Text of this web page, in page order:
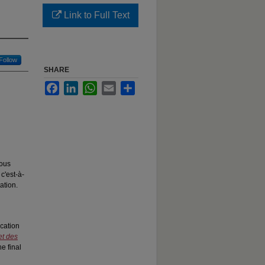
Follow
à-
des
final
Link to Full Text
SHARE
FacebookLinkedInWhatsApp
Email